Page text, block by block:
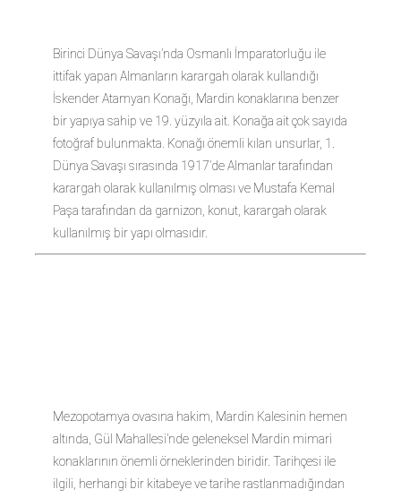
Birinci Dünya Savaşı’nda Osmanlı İmparatorluğu ile
ittifak yapan Almanların karargah olarak kullandığı
İskender Atamyan Konağı, Mardin konaklarına benzer
bir yapıya sahip ve 19. yüzyıla ait. Konağa ait çok sayıda
fotoğraf bulunmakta. Konağı önemli kılan unsurlar, 1.
Dünya Savaşı sırasında 1917’de Almanlar tarafından
karargah olarak kullanılmış olması ve Mustafa Kemal
Paşa tarafından da garnizon, konut, karargah olarak
kullanılmış bir yapı olmasıdır.
Mezopotamya ovasına hakim, Mardin Kalesinin hemen
altında, Gül Mahallesi’nde geleneksel Mardin mimari
konaklarının önemli örneklerinden biridir. Tarihçesi ile
ilgili, herhangi bir kitabeye ve tarihe rastlanmadığından